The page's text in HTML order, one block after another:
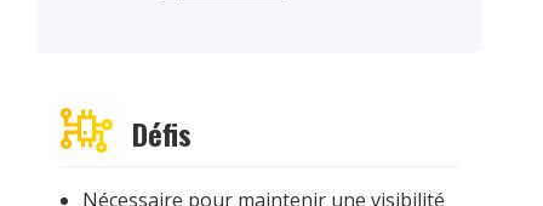
Défis
Nécessaire pour maintenir une visibilité